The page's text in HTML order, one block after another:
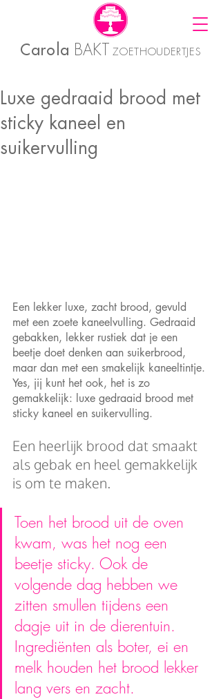
Carola BAKT ZOETHOUDERTJES
Luxe gedraaid brood met
sticky kaneel en
suikervulling
Een lekker luxe, zacht brood, gevuld
met een zoete kaneelvulling. Gedraaid
gebakken, lekker rustiek dat je een
beetje doet denken aan suikerbrood,
maar dan met een smakelijk kaneeltintje.
Yes, jij kunt het ook, het is zo
gemakkelijk: luxe gedraaid brood met
sticky kaneel en suikervulling.
Een heerlijk brood dat smaakt
als gebak en heel gemakkelijk
is om te maken.
Toen het brood uit de oven
kwam, was het nog een
beetje sticky. Ook de
volgende dag hebben we
zitten smullen tijdens een
dagje uit in de dierentuin.
Ingrediënten als boter, ei en
melk houden het brood lekker
lang vers en zacht.